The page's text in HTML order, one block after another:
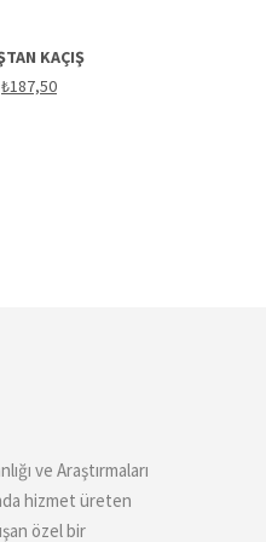
KAÇIŞ
Orijinal
fiyat:
₺187,50Şu
andaki
ve Araştırmaları
hizmet üreten
özel bir